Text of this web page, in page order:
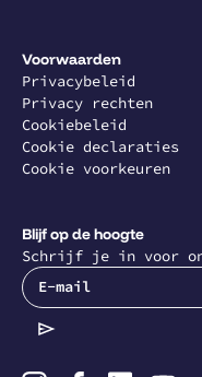
Voorwaarden
Privacybeleid
Privacy rechten
Cookiebeleid
Cookie declaraties
Cookie voorkeuren
Blijf op de hoogte
Schrijf je in voor
E-mail